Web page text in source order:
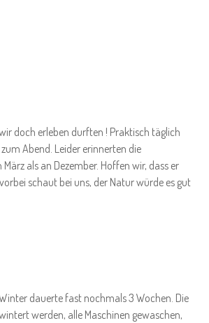
doch erleben durften ! Praktisch täglich
Abend. Leider erinnerten die
als an Dezember. Hoffen wir, dass er
schaut bei uns, der Natur würde es gut
dauerte fast nochmals 3 Wochen. Die
werden, alle Maschinen gewaschen,